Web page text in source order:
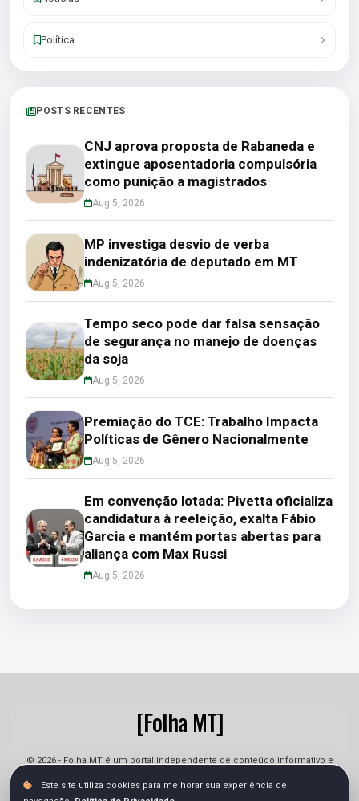
Política
POSTS RECENTES
CNJ aprova proposta de Rabaneda e
extingue aposentadoria compulsória
como punição a magistrados
Aug 5, 2026
MP investiga desvio de verba
indenizatória de deputado em MT
Aug 5, 2026
Tempo seco pode dar falsa sensação
de segurança no manejo de doenças
da soja
Aug 5, 2026
Premiação do TCE: Trabalho Impacta
Políticas de Gênero Nacionalmente
Aug 5, 2026
Em convenção lotada: Pivetta oficializa
candidatura à reeleição, exalta Fábio
Garcia e mantém portas abertas para
aliança com Max Russi
Aug 5, 2026
[Folha MT]
© 2026 - Folha MT é um portal independente de conteúdo informativo e
jornalístico. As informações podem sofrer alterações.
Este site utiliza cookies para melhorar sua experiência de